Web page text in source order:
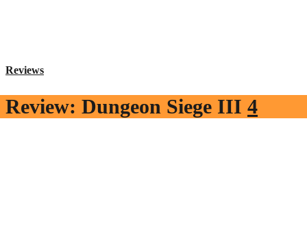
Reviews
Review: Dungeon Siege III 4